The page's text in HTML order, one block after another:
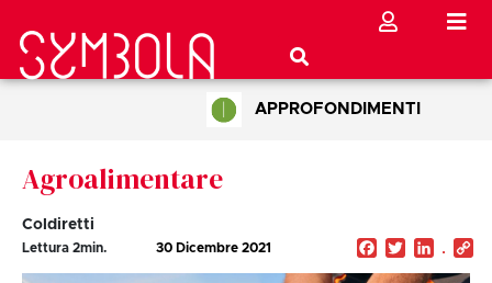
APPROFONDIMENTI
Agroalimentare
Coldiretti
Lettura 2min. 30 Dicembre 2021 Facebook
Twitter